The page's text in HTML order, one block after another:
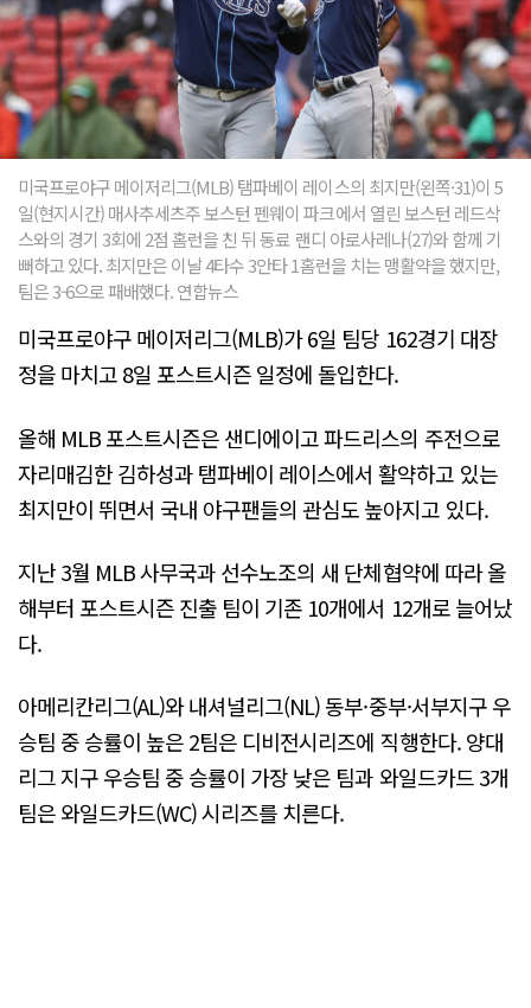
미국프로야구 메이저리그(MLB) 탬파베이 레이스의 최지만(왼쪽·31)이 5
일(현지시간) 매사추세츠주 보스턴 펜웨이 파크에서 열린 보스턴 레드삭
스와의 경기 3회에 2점 홈런을 친 뒤 동료 랜디 아로사레나(27)와 함께 기
뻐하고 있다. 최지만은 이날 4타수 3안타 1홈런을 치는 맹활약을 했지만,
팀은 3-6으로 패배했다. 연합뉴스
미국프로야구 메이저리그(MLB)가 6일 팀당 162경기 대장
정을 마치고 8일 포스트시즌 일정에 돌입한다.
올해 MLB 포스트시즌은 샌디에이고 파드리스의 주전으로
자리매김한 김하성과 탬파베이 레이스에서 활약하고 있는
최지만이 뛰면서 국내 야구팬들의 관심도 높아지고 있다.
지난 3월 MLB 사무국과 선수노조의 새 단체협약에 따라 올
해부터 포스트시즌 진출 팀이 기존 10개에서 12개로 늘어났
다.
아메리칸리그(AL)와 내셔널리그(NL) 동부·중부·서부지구 우
승팀 중 승률이 높은 2팀은 디비전시리즈에 직행한다. 양대
리그 지구 우승팀 중 승률이 가장 낮은 팀과 와일드카드 3개
팀은 와일드카드(WC) 시리즈를 치른다.